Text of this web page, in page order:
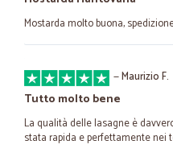
Mostarda molto buona,
—Maurizio F.
Tutto molto bene
La qualità delle lasagne è
stata rapida e perfettamente nei